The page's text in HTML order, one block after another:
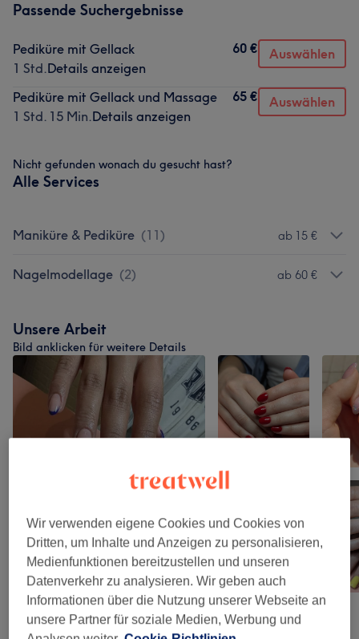
Passende Suchergebnisse
Pediküre mit Gellack
1 Std.Details anzeigen
60 € Auswählen
Pediküre mit Gellack und Massage
1 Std. 15 Min.Details anzeigen
65 € Auswählen
Nicht gefunden wonach du gesucht hast?
Alle Services
Maniküre & Pediküre (11) ab 15 €
Nagelmodellage (2) ab 60 €
Unsere Arbeit
Bild anklicken für weitere Details
Wir verwenden eigene Cookies und Cookies von
Dritten, um Inhalte und Anzeigen zu personalisieren,
Medienfunktionen bereitzustellen und unseren
Datenverkehr zu analysieren. Wir geben auch
Informationen über die Nutzung unserer Webseite an
unsere Partner für soziale Medien, Werbung und